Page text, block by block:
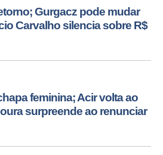
Gurgacz pode mudar
Carvalho silencia sobre R$
feminina; Acir volta ao
surpreende ao renunciar